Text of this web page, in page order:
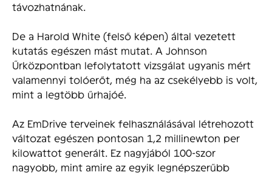
távozhatnának.
De a Harold White (felső képen) által vezetett
kutatás egészen mást mutat. A Johnson
Űrközpontban lefolytatott vizsgálat ugyanis mért
valamennyi tolóerőt, még ha az csekélyebb is volt,
mint a legtöbb űrhajóé.
Az EmDrive terveinek felhasználásával létrehozott
változat egészen pontosan 1,2 millinewton per
kilowattot generált. Ez nagyjából 100-szor
nagyobb, mint amire az egyik legnépszerűbb